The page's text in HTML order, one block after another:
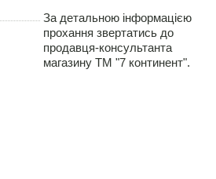
За детальною інформацією
прохання звертатись до
продавця-консультанта
магазину ТМ "7 континент".